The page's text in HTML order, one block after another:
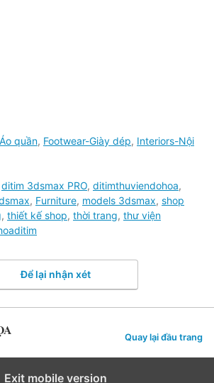
quần, Footwear-Giày dép, Interiors-Nội
ditim 3dsmax PRO, ditimthuviendohoa,
, Furniture, models 3dsmax, shop
, thiết kế shop, thời trang, thư viện
Để lại nhận xét
Quay lại đầu trang
Exit mobile version